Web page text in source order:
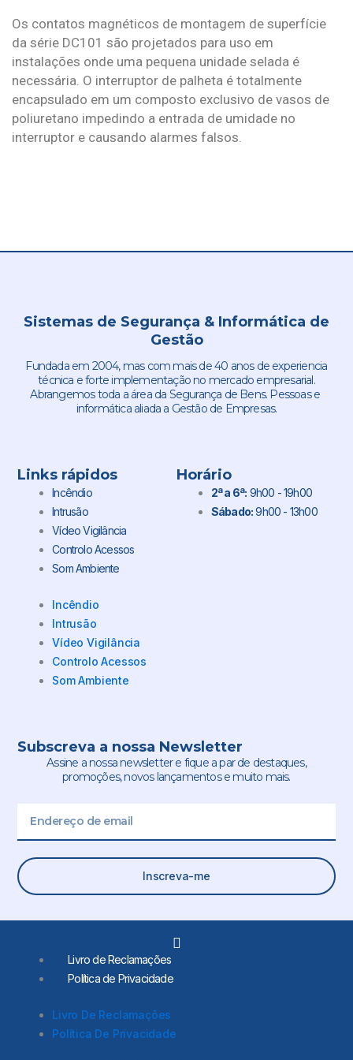
Os contatos magnéticos de montagem de superfície
da série DC101 são projetados para uso em
instalações onde uma pequena unidade selada é
necessária. O interruptor de palheta é totalmente
encapsulado em um composto exclusivo de vasos de
poliuretano impedindo a entrada de umidade no
interruptor e causando alarmes falsos.
Sistemas de Segurança & Informática de
Gestão
Fundada em 2004, mas com mais de 40 anos de experiencia
técnica e forte implementação no mercado empresarial.
Abrangemos toda a área da Segurança de Bens. Pessoas e
informática aliada a Gestão de Empresas.
Links rápidos
Incêndio
Intrusão
Vídeo Vigilância
Controlo Acessos
Som Ambiente
Incêndio
Intrusão
Vídeo Vigilância
Controlo Acessos
Som Ambiente
Horário
2ª a 6ª: 9h00 - 19h00
Sábado:9h00 - 13h00
Subscreva a nossa Newsletter
Assine a nossa newsletter e fique a par de destaques,
promoções, novos lançamentos e muito mais.
Inscreva-me
Livro de Reclamações
Política de Privacidade
Livro De Reclamações
Política De Privacidade
L
n